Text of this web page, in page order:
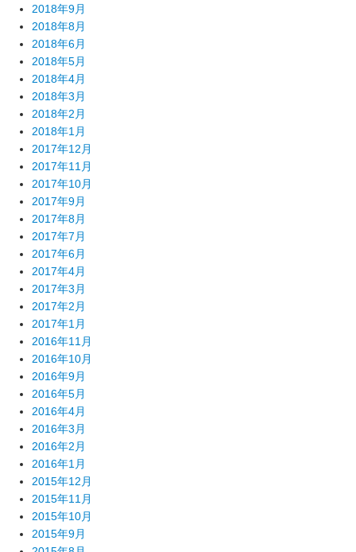
2018年9月
2018年8月
2018年6月
2018年5月
2018年4月
2018年3月
2018年2月
2018年1月
2017年12月
2017年11月
2017年10月
2017年9月
2017年8月
2017年7月
2017年6月
2017年4月
2017年3月
2017年2月
2017年1月
2016年11月
2016年10月
2016年9月
2016年5月
2016年4月
2016年3月
2016年2月
2016年1月
2015年12月
2015年11月
2015年10月
2015年9月